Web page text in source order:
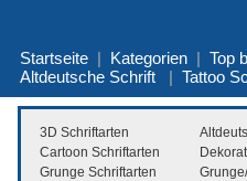
Startseite | Kategorien | Top
Altdeutsche Schrift | Tattoo
3D Schriftarten
Cartoon Schriftarten
Grunge Schriftarten